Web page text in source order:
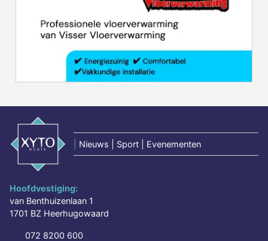
Nieuws | Sport | Evenementen
Hoofdvestiging:
van Benthuizenlaan 1
1701 BZ Heerhugowaard
072 8200 600